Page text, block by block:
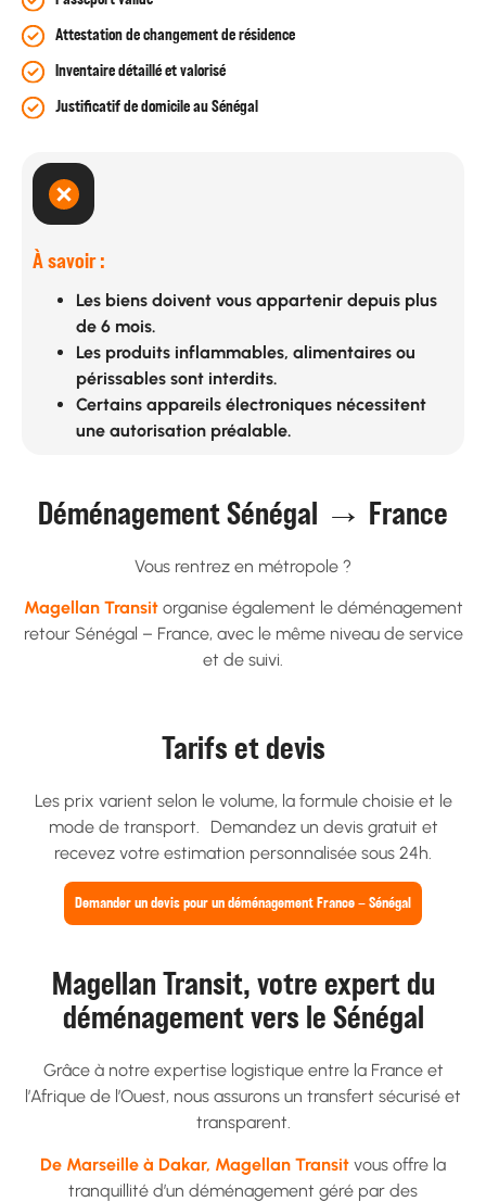
Attestation de changement de résidence
Inventaire détaillé et valorisé
Justificatif de domicile au Sénégal
À savoir :
Les biens doivent vous appartenir depuis plus
de 6 mois.
Les produits inflammables, alimentaires ou
périssables sont interdits.
Certains appareils électroniques nécessitent
une autorisation préalable.
Déménagement Sénégal → France
Vous rentrez en métropole ?
Magellan Transitorganise également le déménagement
retour Sénégal – France, avec le même niveau de service
et de suivi.
Tarifs et devis
Les prix varient selon le volume, la formule choisie et le
mode de transport. Demandez un devis gratuit et
recevez votre estimation personnalisée sous 24h.
Demander un devis pour un déménagement France – Sénégal
Magellan Transit, votre expert du
déménagement vers le Sénégal
Grâce à notre expertise logistique entre la France et
l’Afrique de l’Ouest, nous assurons un transfert sécurisé et
transparent.
De Marseille à Dakar, Magellan Transit vous offre la
tranquillité d’un déménagement géré par des